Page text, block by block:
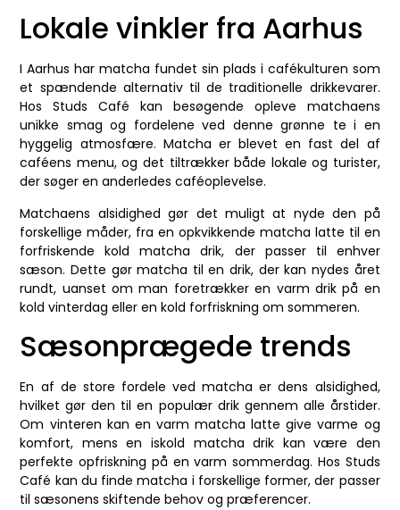
Lokale vinkler fra Aarhus
I Aarhus har matcha fundet sin plads i cafékulturen som
et spændende alternativ til de traditionelle drikkevarer.
Hos Studs Café kan besøgende opleve matchaens
unikke smag og fordelene ved denne grønne te i en
hyggelig atmosfære. Matcha er blevet en fast del af
caféens menu, og det tiltrækker både lokale og turister,
der søger en anderledes caféoplevelse.
Matchaens alsidighed gør det muligt at nyde den på
forskellige måder, fra en opkvikkende matcha latte til en
forfriskende kold matcha drik, der passer til enhver
sæson. Dette gør matcha til en drik, der kan nydes året
rundt, uanset om man foretrækker en varm drik på en
kold vinterdag eller en kold forfriskning om sommeren.
Sæsonprægede trends
En af de store fordele ved matcha er dens alsidighed,
hvilket gør den til en populær drik gennem alle årstider.
Om vinteren kan en varm matcha latte give varme og
komfort, mens en iskold matcha drik kan være den
perfekte opfriskning på en varm sommerdag. Hos Studs
Café kan du finde matcha i forskellige former, der passer
til sæsonens skiftende behov og præferencer.